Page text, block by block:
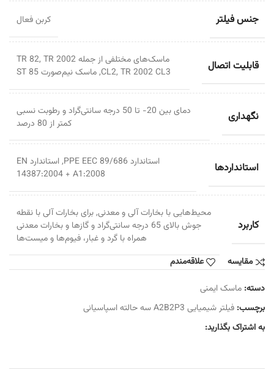
جنس فیلتر کربن فعال
قابلیت اتصال
ماسک‌های مختلفی از جمله TR 82, TR 2002
CL2, TR 2002 CL3, ماسک نیم‌صورت ST 85
نگهداری
دمای بین 20- تا 50 درجه سانتی‌گراد و رطوبت نسبی
کمتر از 80 درصد
استانداردها
استاندارد 89/686 PPE EEC, استاندارد EN
14387:2004 + A1:2008
کاربرد
محیط‌هایی با بخارات آلی و معدنی, برای بخارات آلی با نقطه
جوش بالای 65 درجه سانتی‌گراد و گازها و بخارات معدنی
همراه با گرد و غبار، فیوم‌ها و میست‌ها
مقایسه
علاقه‌مندم
دسته: ماسک ایمنی
برچسب: فیلتر شیمیایی A2B2P3 سه حالته اسپاسیانی
به اشتراک بگذارید: